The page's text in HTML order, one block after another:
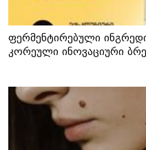
ფერმენტირებული
კორეული ინოვაციური